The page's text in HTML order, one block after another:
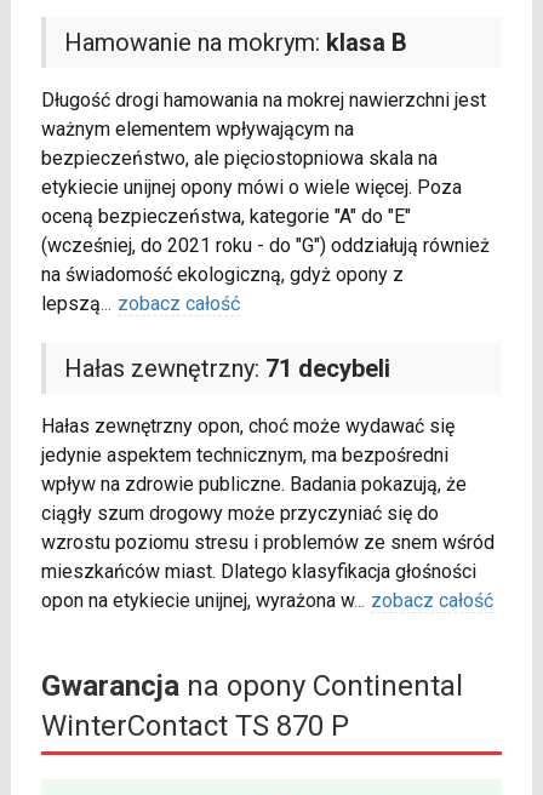
Hamowanie na mokrym: klasa B
Długość drogi hamowania na mokrej nawierzchni jest
ważnym elementem wpływającym na
bezpieczeństwo, ale pięciostopniowa skala na
etykiecie unijnej opony mówi o wiele więcej. Poza
oceną bezpieczeństwa, kategorie "A" do "E"
(wcześniej, do 2021 roku - do "G") oddziałują również
na świadomość ekologiczną, gdyż opony z
lepszą... zobacz całość
Hałas zewnętrzny: 71 decybeli
Hałas zewnętrzny opon, choć może wydawać się
jedynie aspektem technicznym, ma bezpośredni
wpływ na zdrowie publiczne. Badania pokazują, że
ciągły szum drogowy może przyczyniać się do
wzrostu poziomu stresu i problemów ze snem wśród
mieszkańców miast. Dlatego klasyfikacja głośności
opon na etykiecie unijnej, wyrażona w... zobacz całość
Gwarancjana opony Continental
WinterContact TS 870 P